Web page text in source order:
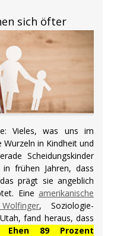
sich öfter
Vieles, was uns im
in Kindheit und
Scheidungskinder
frühen Jahren, dass
prägt sie angeblich
Eine amerikanische
, Soziologie-
fand heraus, dass
Ehen 89 Prozent